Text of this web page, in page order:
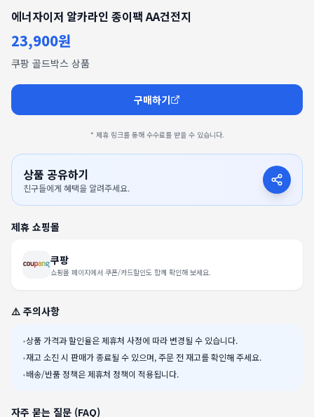
에너자이저 알카라인 종이팩 AA건전지
23,900원
쿠팡 골드박스 상품
구매하기
* 제휴 링크를 통해 수수료를 받을 수 있습니다.
상품 공유하기
친구들에게 혜택을 알려주세요.
제휴 쇼핑몰
쿠팡
쇼핑몰 페이지에서 쿠폰/카드할인도 함께 확인해 보세요.
⚠️ 주의사항
•상품 가격과 할인율은 제휴처 사정에 따라 변경될 수 있습니다.
•재고 소진 시 판매가 종료될 수 있으며, 주문 전 재고를 확인해 주세요.
•배송/반품 정책은 제휴처 정책이 적용됩니다.
자주 묻는 질문 (FAQ)